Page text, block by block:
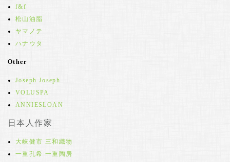
f&f
松山油脂
ヤマノテ
ハナウタ
Other
Joseph Joseph
VOLUSPA
ANNIESLOAN
日本人作家
大峡健市 三和織物
一重孔希 一重陶房